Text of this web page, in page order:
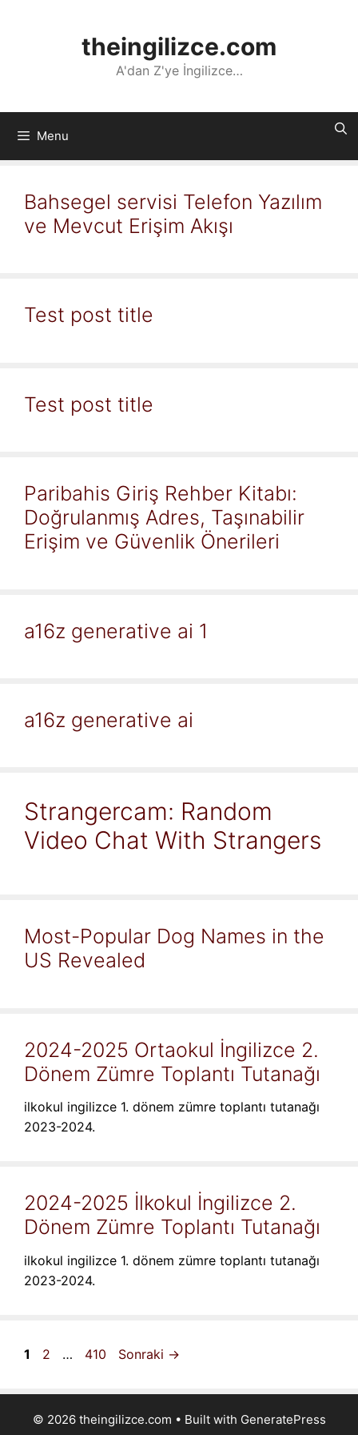
theingilizce.com
A'dan Z'ye İngilizce…
Menu
Bahsegel servisi Telefon Yazılım
ve Mevcut Erişim Akışı
Test post title
Test post title
Paribahis Giriş Rehber Kitabı:
Doğrulanmış Adres, Taşınabilir
Erişim ve Güvenlik Önerileri
a16z generative ai 1
a16z generative ai
Strangercam: Random
Video Chat With Strangers
Most-Popular Dog Names in the
US Revealed
2024-2025 Ortaokul İngilizce 2.
Dönem Zümre Toplantı Tutanağı
ilkokul ingilizce 1. dönem zümre toplantı tutanağı
2023-2024.
2024-2025 İlkokul İngilizce 2.
Dönem Zümre Toplantı Tutanağı
ilkokul ingilizce 1. dönem zümre toplantı tutanağı
2023-2024.
Sayfa
1 Sayfa
2 … Sayfa
410 Sonraki →
© 2026 theingilizce.com • Built with GeneratePress